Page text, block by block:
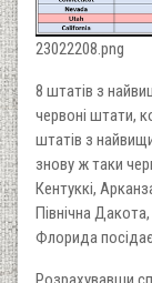
23022208.png
8 штатів з
червоні штати,
штатів з
знову ж таки
Кентуккі,
Північна
Флорида